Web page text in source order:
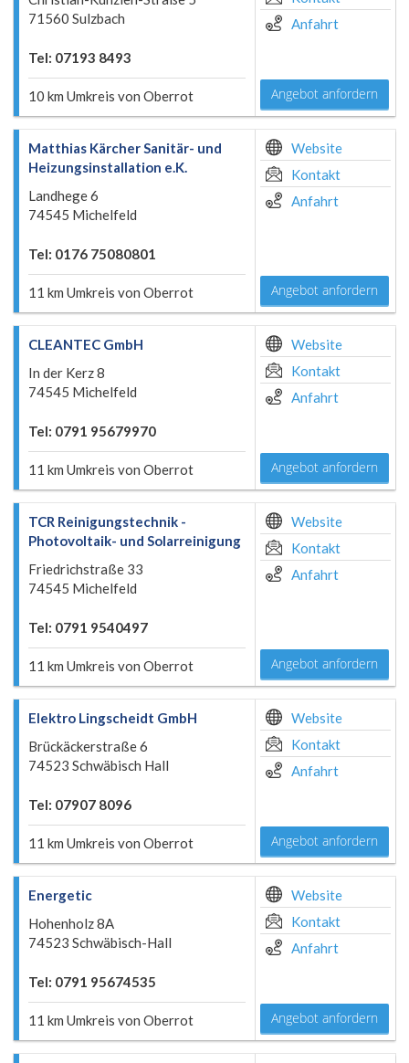
71560 Sulzbach
Tel: 07193 8493
10 km Umkreis von Oberrot
Anfahrt
Angebot anfordern
Matthias Kärcher Sanitär- und
Heizungsinstallation e.K.
Landhege 6
74545 Michelfeld
Tel: 0176 75080801
11 km Umkreis von Oberrot
Website
Kontakt
Anfahrt
Angebot anfordern
CLEANTEC GmbH
In der Kerz 8
74545 Michelfeld
Tel: 0791 95679970
11 km Umkreis von Oberrot
Website
Kontakt
Anfahrt
Angebot anfordern
TCR Reinigungstechnik -
Photovoltaik- und Solarreinigung
Friedrichstraße 33
74545 Michelfeld
Tel: 0791 9540497
11 km Umkreis von Oberrot
Website
Kontakt
Anfahrt
Angebot anfordern
Elektro Lingscheidt GmbH
Brückäckerstraße 6
74523 Schwäbisch Hall
Tel: 07907 8096
11 km Umkreis von Oberrot
Website
Kontakt
Anfahrt
Angebot anfordern
Energetic
Hohenholz 8A
74523 Schwäbisch-Hall
Tel: 0791 95674535
11 km Umkreis von Oberrot
Website
Kontakt
Anfahrt
Angebot anfordern